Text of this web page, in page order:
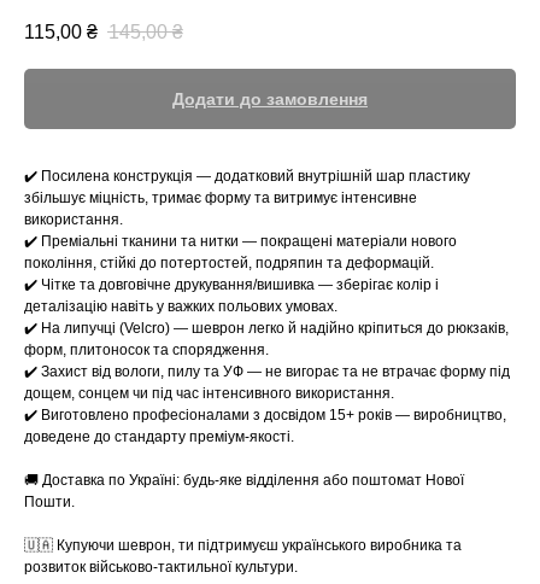
115,00 ₴ 145,00 ₴
Додати до замовлення
✔️ Посилена конструкція — додатковий внутрішній шар пластику
збільшує міцність, тримає форму та витримує інтенсивне
використання.
✔️ Преміальні тканини та нитки — покращені матеріали нового
покоління, стійкі до потертостей, подряпин та деформацій.
✔️ Чітке та довговічне друкування/вишивка — зберігає колір і
деталізацію навіть у важких польових умовах.
✔️ На липучці (Velcro) — шеврон легко й надійно кріпиться до рюкзаків,
форм, плитоносок та спорядження.
✔️ Захист від вологи, пилу та УФ — не вигорає та не втрачає форму під
дощем, сонцем чи під час інтенсивного використання.
✔️ Виготовлено професіоналами з досвідом 15+ років — виробництво,
доведене до стандарту преміум-якості.
🚚 Доставка по Україні: будь-яке відділення або поштомат Нової
Пошти.
🇺🇦 Купуючи шеврон, ти підтримуєш українського виробника та
розвиток військово-тактильної культури.